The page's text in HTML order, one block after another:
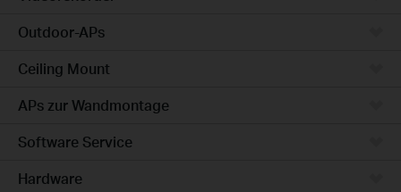
Outdoor-APs
Ceiling Mount
APs zur Wandmontage
Software Service
Hardware